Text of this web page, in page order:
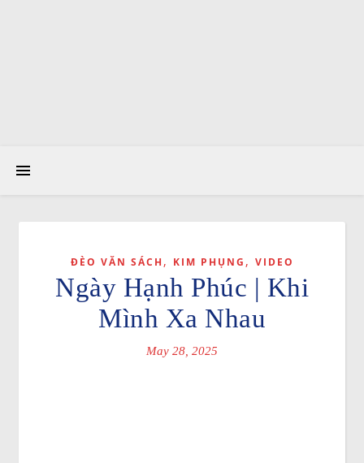
ĐÈO VĂN SÁCH , KIM PHỤNG , VIDEO
Ngày Hạnh Phúc | Khi
Mình Xa Nhau
May 28, 2025